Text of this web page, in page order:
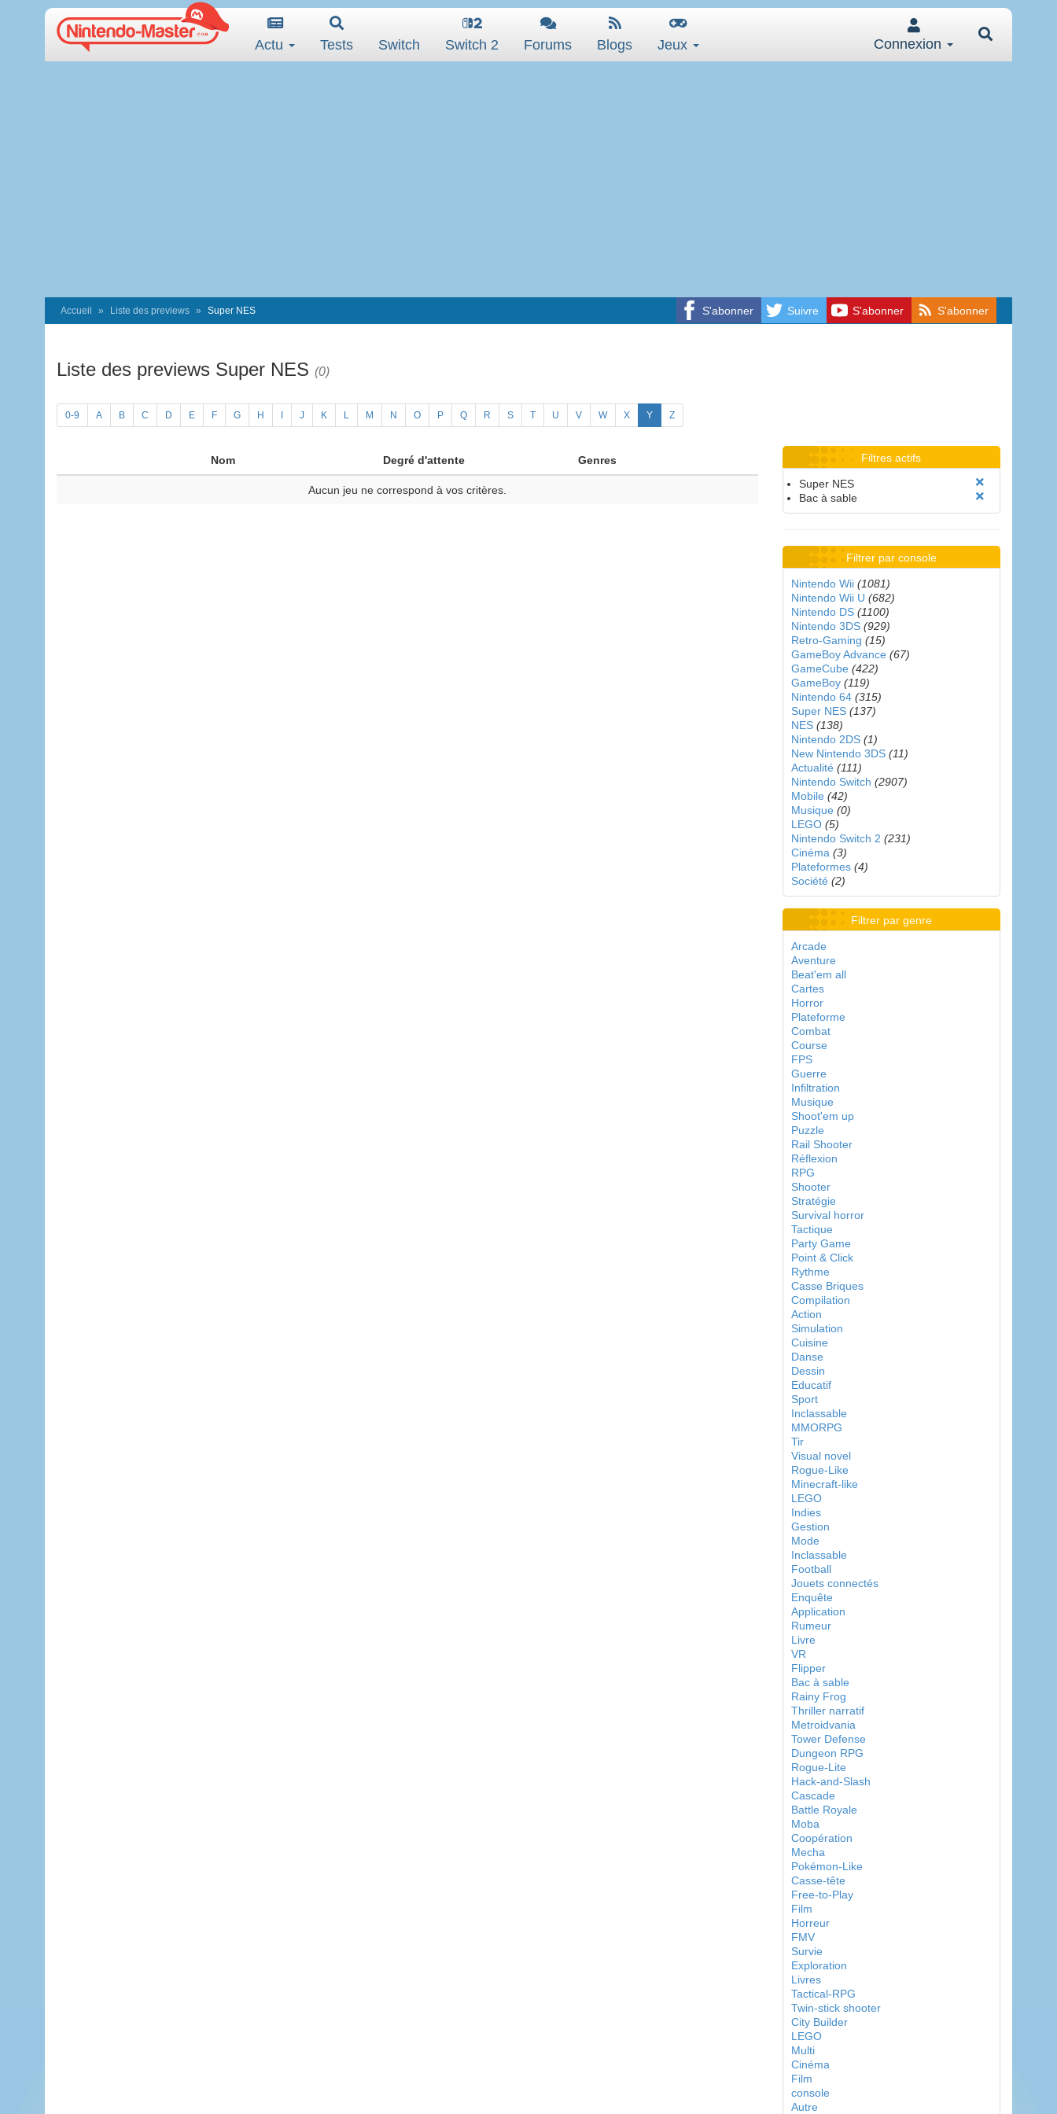
Actu Tests Switch Switch 2 Forums Blogs Jeux Connexion
S'abonner Suivre S'abonner S'abonner
Accueil Liste des previews Super NES
Liste des previews Super NES (0)
0-9 A B C D E F G H J K L M N O P Q R S T U V W X Y Z
Nom Degré d'attente Genres
Aucun jeu ne correspond à vos critères.
Filtres actifs
Super NES
Bac à sable
Filtrer par console
Nintendo Wii (1081)
Nintendo Wii U (682)
Nintendo DS (1100)
Nintendo 3DS (929)
Retro-Gaming (15)
GameBoy Advance (67)
GameCube (422)
GameBoy (119)
Nintendo 64 (315)
Super NES (137)
NES (138)
Nintendo 2DS (1)
New Nintendo 3DS (11)
Actualité (111)
Nintendo Switch (2907)
Mobile (42)
Musique (0)
LEGO (5)
Nintendo Switch 2 (231)
Cinéma (3)
Plateformes (4)
Société (2)
Filtrer par genre
Arcade
Aventure
Beat'em all
Cartes
Horror
Plateforme
Combat
Course
FPS
Guerre
Infiltration
Musique
Shoot'em up
Puzzle
Rail Shooter
Réflexion
RPG
Shooter
Stratégie
Survival horror
Tactique
Party Game
Point & Click
Rythme
Casse Briques
Compilation
Action
Simulation
Cuisine
Danse
Dessin
Educatif
Sport
Inclassable
MMORPG
Tir
Visual novel
Rogue-Like
Minecraft-like
LEGO
Indies
Gestion
Mode
Inclassable
Football
Jouets connectés
Enquête
Application
Rumeur
Livre
VR
Flipper
Bac à sable
Rainy Frog
Thriller narratif
Metroidvania
Tower Defense
Dungeon RPG
Rogue-Lite
Hack-and-Slash
Cascade
Battle Royale
Moba
Coopération
Mecha
Pokémon-Like
Casse-tête
Free-to-Play
Film
Horreur
FMV
Survie
Exploration
Livres
Tactical-RPG
Twin-stick shooter
City Builder
LEGO
Multi
Cinéma
Film
console
Autre